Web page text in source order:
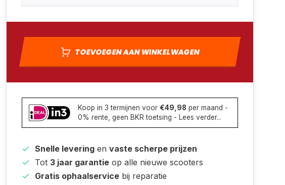
TOEVOEGEN AAN WINKELWAGEN
Koop in 3 termijnen voor €49,98 per maand -
0% rente, geen BKR toetsing - Lees verder...
Snelle levering en vaste scherpe prijzen
Tot 3 jaar garantie op alle nieuwe scooters
Gratis ophaalservice bij reparatie